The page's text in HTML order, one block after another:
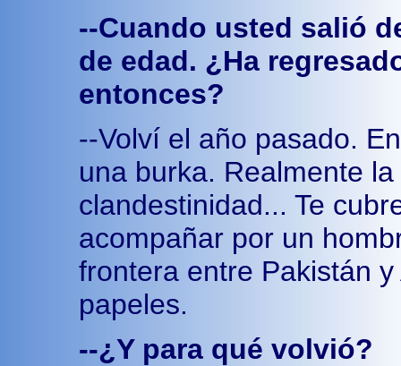
--Cuando usted salió
de edad. ¿Ha
entonces?
--Volví el año pasado.
una burka. Realmente
clandestinidad... Te
acompañar por un
frontera entre Pakistán
papeles.
--¿Y para qué volvió?